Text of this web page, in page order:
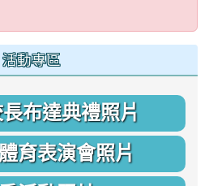
活動專區
布達典禮照片
育表演會照片